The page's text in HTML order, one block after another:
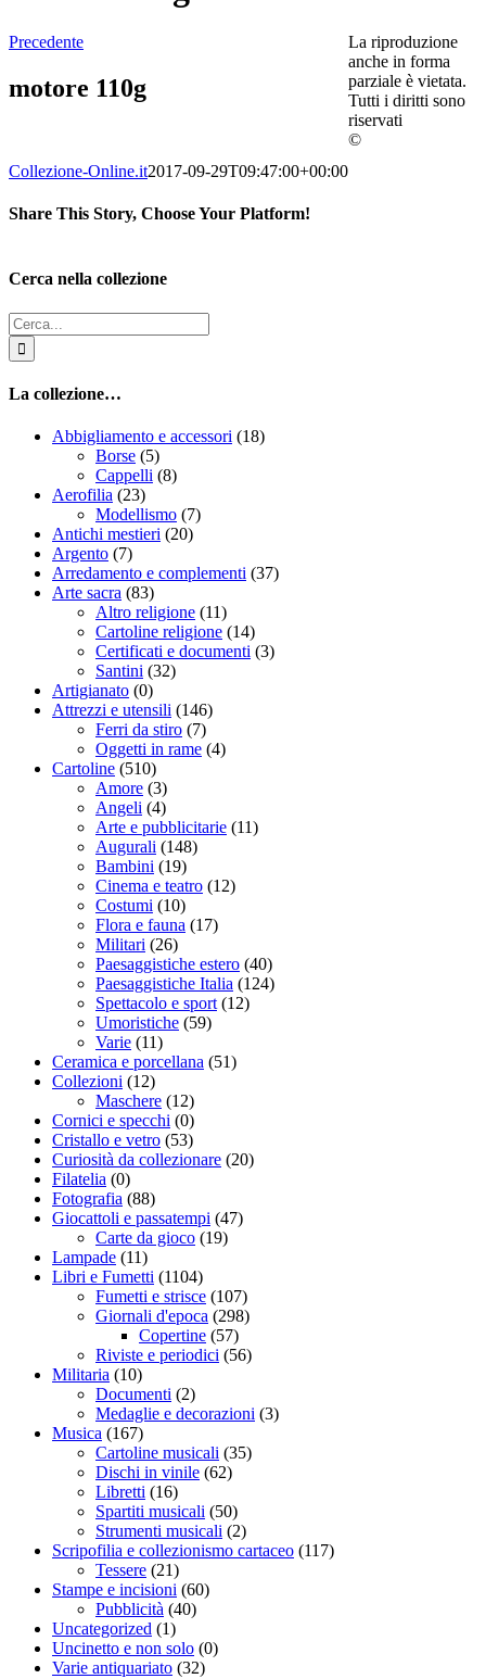
Precedente
motore 110g
Collezione-Online.it2017-09-29T09:47:00+00:00
Share This Story, Choose Your Platform!
Cerca nella collezione
Cerca
per:
La collezione…
Abbigliamento e accessori (18)
Borse (5)
Cappelli (8)
Aerofilia (23)
Modellismo (7)
Antichi mestieri (20)
Argento (7)
Arredamento e complementi (37)
Arte sacra (83)
Altro religione (11)
Cartoline religione (14)
Certificati e documenti (3)
Santini (32)
Artigianato (0)
Attrezzi e utensili (146)
Ferri da stiro (7)
Oggetti in rame (4)
Cartoline (510)
Amore (3)
Angeli (4)
Arte e pubblicitarie (11)
Augurali (148)
Bambini (19)
Cinema e teatro (12)
Costumi (10)
Flora e fauna (17)
Militari (26)
Paesaggistiche estero (40)
Paesaggistiche Italia (124)
Spettacolo e sport (12)
Umoristiche (59)
Varie (11)
Ceramica e porcellana (51)
Collezioni (12)
Maschere (12)
Cornici e specchi (0)
Cristallo e vetro (53)
Curiosità da collezionare (20)
Filatelia (0)
Fotografia (88)
Giocattoli e passatempi (47)
Carte da gioco (19)
Lampade (11)
Libri e Fumetti (1104)
Fumetti e strisce (107)
Giornali d'epoca (298)
Copertine (57)
Riviste e periodici (56)
Militaria (10)
Documenti (2)
Medaglie e decorazioni (3)
Musica (167)
Cartoline musicali (35)
Dischi in vinile (62)
Libretti (16)
Spartiti musicali (50)
Strumenti musicali (2)
Scripofilia e collezionismo cartaceo (117)
Tessere (21)
Stampe e incisioni (60)
Pubblicità (40)
Uncategorized (1)
Uncinetto e non solo (0)
Varie antiquariato (32)
La riproduzione
anche in forma
parziale è vietata.
Tutti i diritti sono
riservati
©